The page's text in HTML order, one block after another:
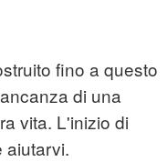
fino a questo
di una
vita. L'inizio di
aiutarvi.